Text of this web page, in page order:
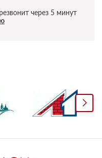
через 5 минут